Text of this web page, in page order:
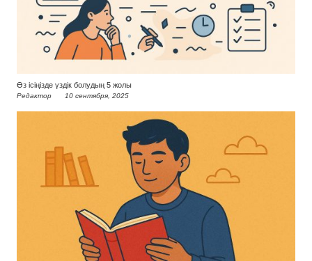
Өз ісіңізде үздік болудың 5 жолы
Редактор 10 сентября, 2025